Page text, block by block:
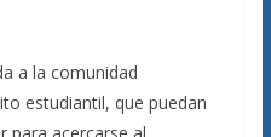
a la comunidad
estudiantil, que puedan